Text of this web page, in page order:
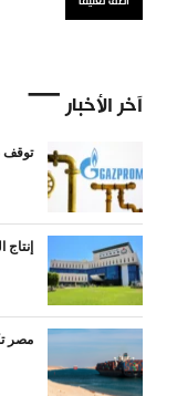
آخر الأخبار
توقف
إنتاج
مصر